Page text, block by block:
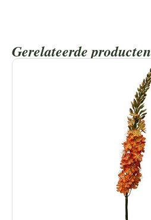
Gerelateerde producten